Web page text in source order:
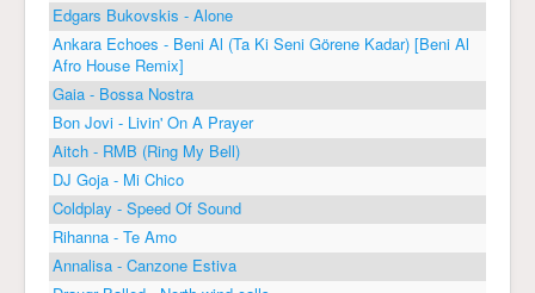
Edgars Bukovskis - Alone
Ankara Echoes - Beni Al (Ta Ki Seni Görene Kadar) [Beni Al
Afro House Remix]
Gaia - Bossa Nostra
Bon Jovi - Livin' On A Prayer
Aitch - RMB (Ring My Bell)
DJ Goja - Mi Chico
Coldplay - Speed Of Sound
Rihanna - Te Amo
Annalisa - Canzone Estiva